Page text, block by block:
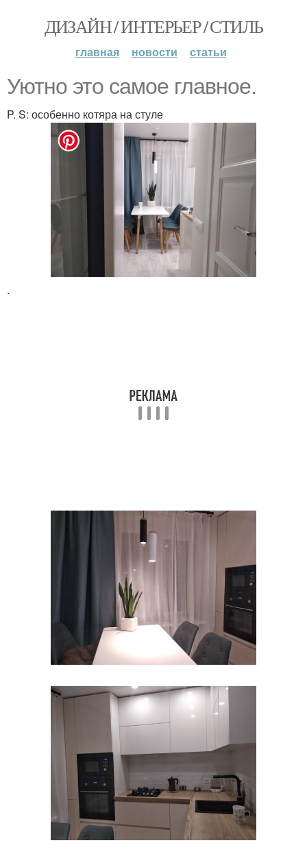
ДИЗАЙН / ИНТЕРЬЕР / СТИЛЬ
главная новости статьи
Уютно это самое главное.
P. S: особенно котяра на стуле
.